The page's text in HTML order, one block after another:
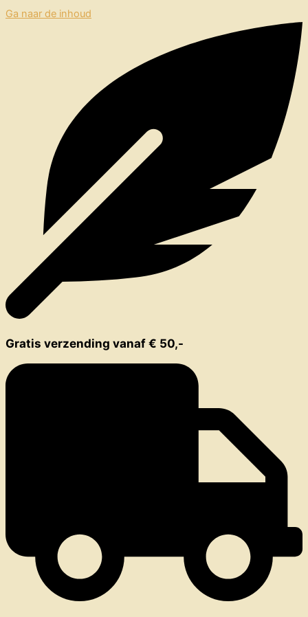
Ga naar de inhoud
Gratis verzending vanaf € 50,-